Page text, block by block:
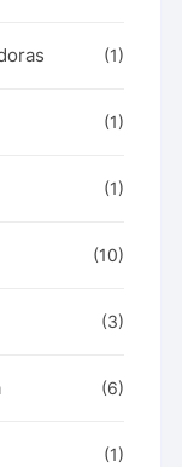
(1)
(1)
(1)
(10)
(3)
(6)
(1)